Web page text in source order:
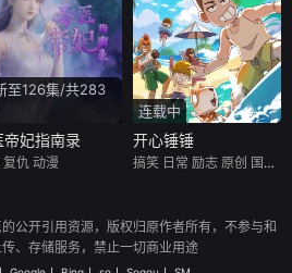
至126集/共283
帝妃指南录
复仇 动漫
连载中
开心锤锤
搞笑 日常 励志 原创 国创（B站）
公开引用资源，版权归原作者所有，不参与和
、存储服务，禁止一切商业用途